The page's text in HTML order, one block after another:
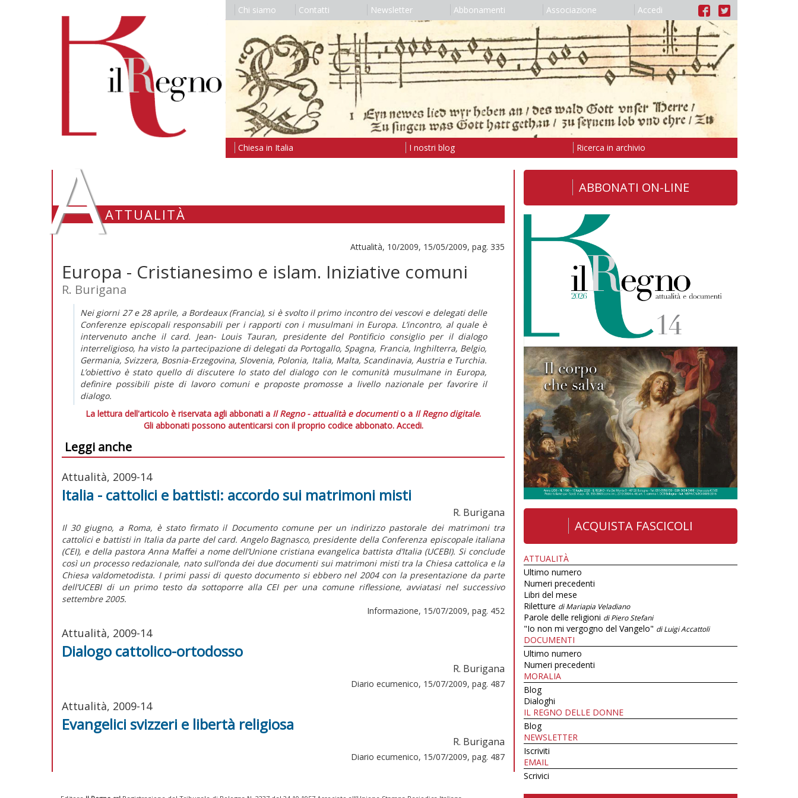
Chi siamo Contatti Newsletter Abbonamenti Associazione Accedi
Chiesa in Italia I nostri blog Ricerca in archivio
AATTUALITÀ
Attualità, 10/2009, 15/05/2009, pag. 335
Europa - Cristianesimo e islam. Iniziative comuni
R. Burigana
Nei giorni 27 e 28 aprile, a Bordeaux (Francia), si è svolto il primo incontro dei vescovi e delegati delle
Conferenze episcopali responsabili per i rapporti con i musulmani in Europa. L’incontro, al quale è
intervenuto anche il card. Jean- Louis Tauran, presidente del Pontificio consiglio per il dialogo
interreligioso, ha visto la partecipazione di delegati da Portogallo, Spagna, Francia, Inghilterra, Belgio,
Germania, Svizzera, Bosnia-Erzegovina, Slovenia, Polonia, Italia, Malta, Scandinavia, Austria e Turchia.
L’obiettivo è stato quello di discutere lo stato del dialogo con le comunità musulmane in Europa,
definire possibili piste di lavoro comuni e proposte promosse a livello nazionale per favorire il
dialogo.
La lettura dell'articolo è riservata agli abbonati a Il Regno - attualità e documentio a Il Regno digitale.
Gli abbonati possono autenticarsi con il proprio codice abbonato. Accedi.
Leggi anche
Attualità, 2009-14
Italia - cattolici e battisti: accordo sui matrimoni misti
R. Burigana
Il 30 giugno, a Roma, è stato firmato il Documento comune per un indirizzo pastorale dei matrimoni tra
cattolici e battisti in Italia da parte del card. Angelo Bagnasco, presidente della Conferenza episcopale italiana
(CEI), e della pastora Anna Maffei a nome dell’Unione cristiana evangelica battista d’Italia (UCEBI). Si conclude
così un processo redazionale, nato sull’onda dei due documenti sui matrimoni misti tra la Chiesa cattolica e la
Chiesa valdometodista. I primi passi di questo documento si ebbero nel 2004 con la presentazione da parte
dell’UCEBI di un primo testo da sottoporre alla CEI per una comune riflessione, avviatasi nel successivo
settembre 2005.
Informazione, 15/07/2009, pag. 452
Attualità, 2009-14
Dialogo cattolico-ortodosso
R. Burigana
Diario ecumenico, 15/07/2009, pag. 487
Attualità, 2009-14
Evangelici svizzeri e libertà religiosa
R. Burigana
Diario ecumenico, 15/07/2009, pag. 487
ABBONATI ON-LINE
ACQUISTA FASCICOLI
ATTUALITÀ
Ultimo numero
Numeri precedenti
Libri del mese
Riletture di Mariapia Veladiano
Parole delle religioni di Piero Stefani
"Io non mi vergogno del Vangelo" di Luigi Accattoli
DOCUMENTI
Ultimo numero
Numeri precedenti
MORALIA
Blog
Dialoghi
IL REGNO DELLE DONNE
Blog
NEWSLETTER
Iscriviti
EMAIL
Scrivici